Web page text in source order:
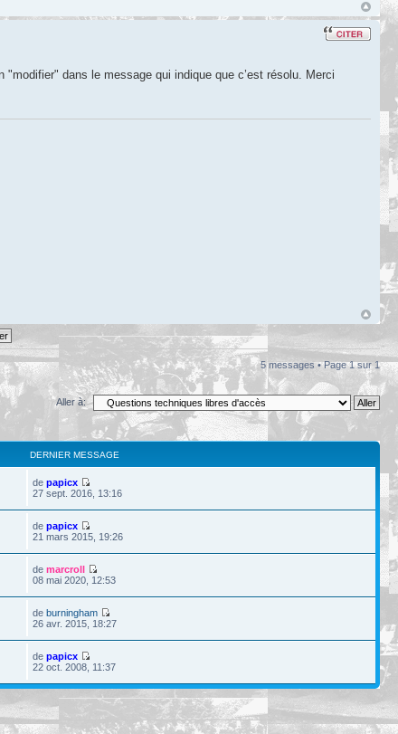
dans le message qui indique que c’est résolu. Merci
5 messages • Page1sur1
Aller à:
DERNIER MESSAGE
depapicx
27 sept. 2016, 13:16
depapicx
21 mars 2015, 19:26
demarcroll
08 mai 2020, 12:53
deburningham
26 avr. 2015, 18:27
depapicx
22 oct. 2008, 11:37